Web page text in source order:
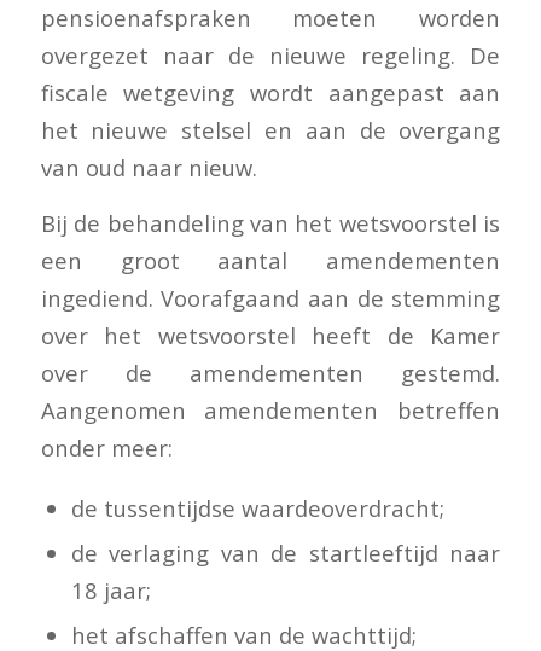
pensioenafspraken moeten worden
overgezet naar de nieuwe regeling. De
fiscale wetgeving wordt aangepast aan
het nieuwe stelsel en aan de overgang
van oud naar nieuw.
Bij de behandeling van het wetsvoorstel is
een groot aantal amendementen
ingediend. Voorafgaand aan de stemming
over het wetsvoorstel heeft de Kamer
over de amendementen gestemd.
Aangenomen amendementen betreffen
onder meer:
de tussentijdse waardeoverdracht;
de verlaging van de startleeftijd naar
18 jaar;
het afschaffen van de wachttijd;